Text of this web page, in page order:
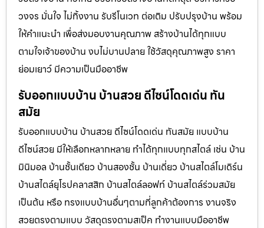
วงจร มั่นใจ ไม่ทิ้งงาน รับรีโนเวท ต่อเติม ปรับปรุงบ้าน พร้อม
ให้คำแนะนำ เพื่อส่งมอบงานคุณภาพ สร้างบ้านได้ทุกแบบ
ตามใจเจ้าของบ้าน งบไม่บานปลาย ใช้วัสดุคุณภาพสูง ราคา
ย่อมเยาว์ มีความเป็นมืออาชีพ
รับออกแบบบ้าน บ้านสวย ดีไซน์โดดเด่น ทัน
สมัย
รับออกแบบบ้าน บ้านสวย ดีไซน์โดดเด่น ทันสมัย แบบบ้าน
ดีไซน์สวย มีให้เลือกหลากหลาย ทำได้ทุกแบบทุกสไตล์ เช่น บ้าน
มินิมอล บ้านชั้นเดียว บ้านสองชั้น บ้านเดี่ยว บ้านสไตล์โมเดิร์น
บ้านสไตล์ยุโรปคลาสสิก บ้านสไตล์ลอฟท์ บ้านสไตล์ร่วมสมัย
เป็นต้น หรือ ทรงแบบบ้านอื่นๆตามที่ลูกค้าต้องการ งานจริง
สวยตรงตามแบบ วัสดุตรงตามสเป็ค ทำงานแบบมืออาชีพ